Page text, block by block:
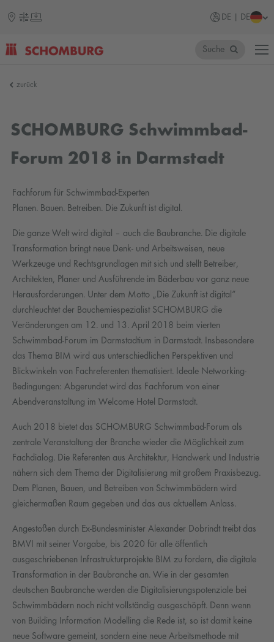
DE | DE
Suche
zurück
SCHOMBURG Schwimmbad-
Forum 2018 in Darmstadt
Fachforum für Schwimmbad-Experten
Planen. Bauen. Betreiben. Die Zukunft ist digital.
Die ganze Welt wird digital – auch die Baubranche. Die digitale
Transformation bringt neue Denk- und Arbeitsweisen, neue
Werkzeuge und Rechtsgrundlagen mit sich und stellt Betreiber,
Architekten, Planer und Ausführende im Bäderbau vor ganz neue
Herausforderungen. Unter dem Motto „Die Zukunft ist digital“
durchleuchtet der Bauchemiespezialist SCHOMBURG die
Veränderungen am 12. und 13. April 2018 beim vierten
Schwimmbad-Forum im Darmstadtium in Darmstadt. Insbesondere
das Thema BIM wird aus unterschiedlichen Perspektiven und
Blickwinkeln von Fachreferenten thematisiert. Ideale Networking-
Bedingungen: Abgerundet wird das Fachforum von einer
Abendveranstaltung im Welcome Hotel Darmstadt.
Auch 2018 bietet das SCHOMBURG Schwimmbad-Forum als
zentrale Veranstaltung der Branche wieder die Möglichkeit zum
Fachdialog. Die Referenten aus Architektur, Handwerk und Industrie
nähern sich dem Thema der Digitalisierung mit großem Praxisbezug.
Dem Planen, Bauen, und Betreiben von Schwimmbädern wird
gleichermaßen Raum gegeben und das aus aktuellem Anlass.
Angestoßen durch Ex-Bundesminister Alexander Dobrindt treibt das
BMVI mit seiner Vorgabe, bis 2020 für alle öffentlich
ausgeschriebenen Infrastrukturprojekte BIM zu fordern, die digitale
Transformation in der Baubranche an. Wie in der gesamten
deutschen Baubranche werden die Digitalisierungspotenziale bei
Schwimmbädern noch nicht vollständig ausgeschöpft. Denn wenn
von Building Information Modelling die Rede ist, so ist damit keine
neue Software gemeint, sondern eine neue Arbeitsmethode mit